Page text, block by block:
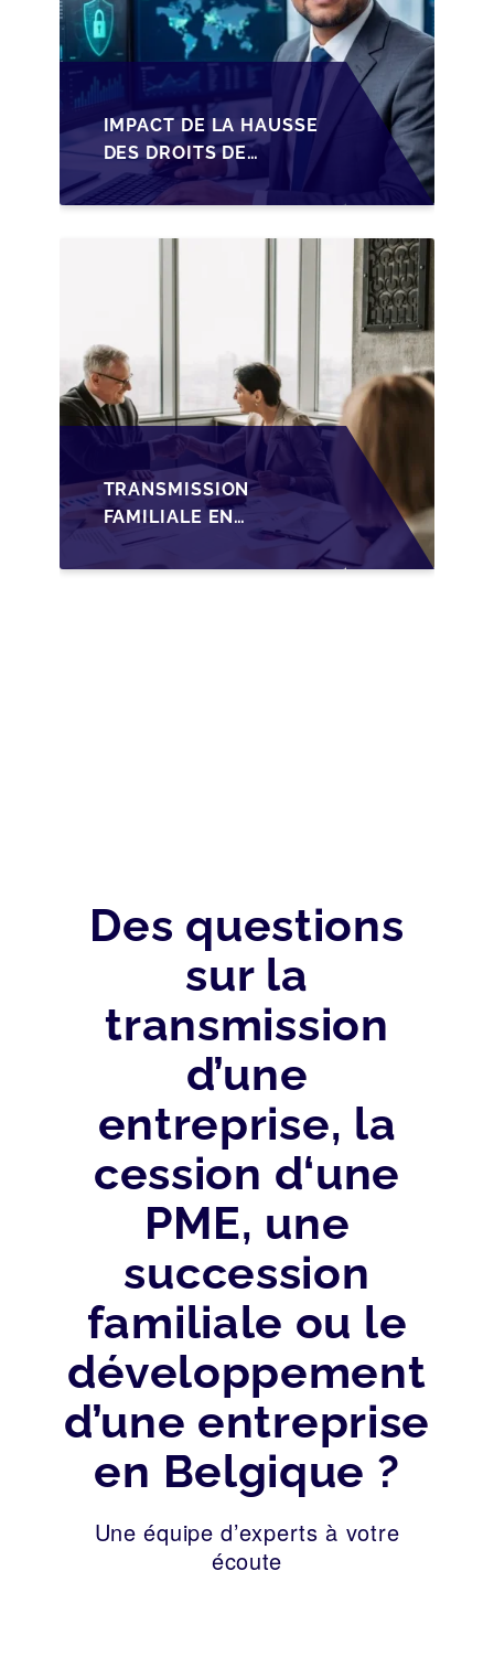
IMPACT DE LA HAUSSE
DES DROITS DE
SUCCESSION EN
WALLONIE SUR LA
TRANSMISSION
TRANSMISSION
FAMILIALE EN
WALLONIE :
NOUVELLES
Des questions
sur la
transmission
d’une
entreprise, la
cession d‘une
PME, une
succession
familiale ou le
développement
d’une entreprise
en Belgique ?
Une équipe d’experts à votre
écoute